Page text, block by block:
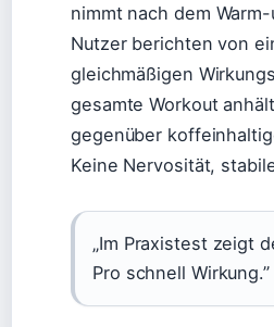
nimmt nach dem
Nutzer berichten von
gleichmäßigen
gesamte Workout
gegenüber
Keine Nervosität,
„Im Praxistest zeigt
Pro schnell Wirkung.”